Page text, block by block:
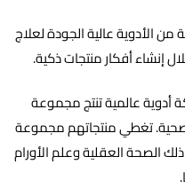
الأدوية عالية الجودة لعلاج
إنشاء أفكار منتجات ذكية.
عالمية تنتج مجموعة
تغطي منتجاتهم مجموعة
الصحة العقلية وعلم الأورام